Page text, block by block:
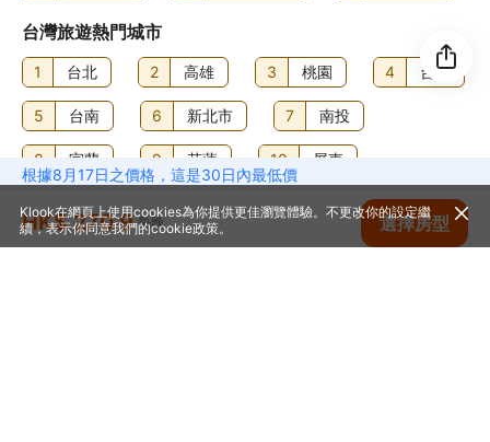
根據8月17日之價格，這是30日內最低價
HK$ 270.9 每晚 選擇房型
查看空房
台灣旅遊熱門城市
1 台北 2 高雄 3 桃園 4 台中
5 台南 6 新北市 7 南投
8 宜蘭 9 花蓮 10 屏東
11 新竹 12 嘉義市 13 苗栗
14 台東 15 澎湖 16 新竹
Klook在網頁上使用cookies為你提供更佳瀏覽體驗。不更改你的設定繼
續，表示你同意我們的cookie政策。